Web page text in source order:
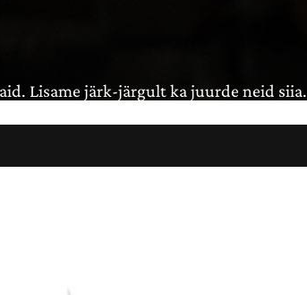
Lisame järk-järgult ka juurde neid siia.